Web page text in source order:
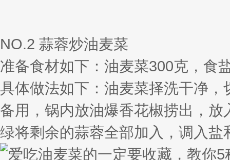
NO.2 蒜蓉炒油麦菜
准备食材如下：油麦菜300克，食
具体做法如下：油麦菜择洗干净
备用，锅内放油爆香花椒捞出，
绿将剩余的蒜蓉全部加入，调入